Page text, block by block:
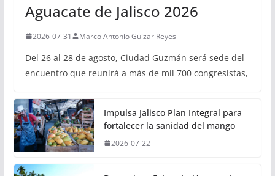
Aguacate de Jalisco 2026
2026-07-31 Marco Antonio Guizar Reyes
Del 26 al 28 de agosto, Ciudad Guzmán será sede del
encuentro que reunirá a más de mil 700 congresistas,
Impulsa Jalisco Plan Integral para
fortalecer la sanidad del mango
2026-07-22